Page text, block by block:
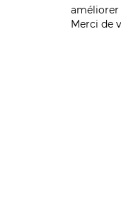
Merci de